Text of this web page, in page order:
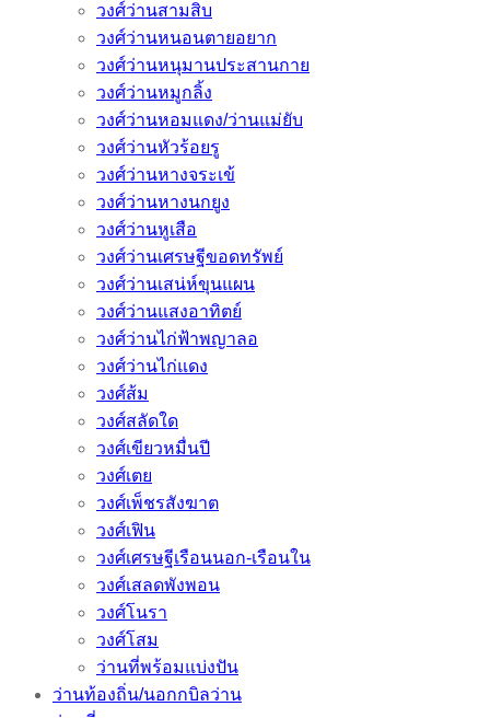
วงศ์ว่านสามสิบ
วงศ์ว่านหนอนตายอยาก
วงศ์ว่านหนุมานประสานกาย
วงศ์ว่านหมูกลิ้ง
วงศ์ว่านหอมแดง/ว่านแม่ยับ
วงศ์ว่านหัวร้อยรู
วงศ์ว่านหางจระเข้
วงศ์ว่านหางนกยูง
วงศ์ว่านหูเสือ
วงศ์ว่านเศรษฐีขอดทรัพย์
วงศ์ว่านเสน่ห์ขุนแผน
วงศ์ว่านแสงอาทิตย์
วงศ์ว่านไก่ฟ้าพญาลอ
วงศ์ว่านไก่แดง
วงศ์ส้ม
วงศ์สลัดใด
วงศ์เขียวหมื่นปี
วงศ์เตย
วงศ์เพ็ชรสังฆาต
วงศ์เฟิน
วงศ์เศรษฐีเรือนนอก-เรือนใน
วงศ์เสลดพังพอน
วงศ์โนรา
วงศ์โสม
ว่านที่พร้อมแบ่งปัน
ว่านท้องถิ่น/นอกกบิลว่าน